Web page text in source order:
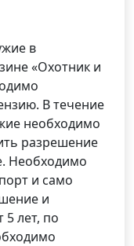
в
«Охотник и
В течение
необходимо
разрешение
Необходимо
и само
и
5 лет, по